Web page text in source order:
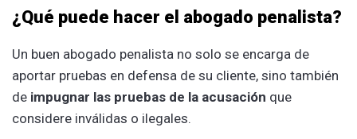
¿Qué puede hacer el abogado penalista?
Un buen abogado penalista no solo se encarga de
aportar pruebas en defensa de su cliente, sino también
de impugnar las pruebas de la acusación que
considere inválidas o ilegales.